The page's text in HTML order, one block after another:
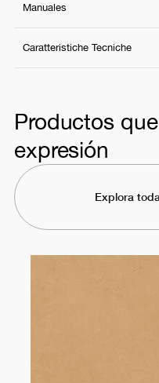
Manuales
Caratteristiche Tecniche
Productos
expresión
Explora